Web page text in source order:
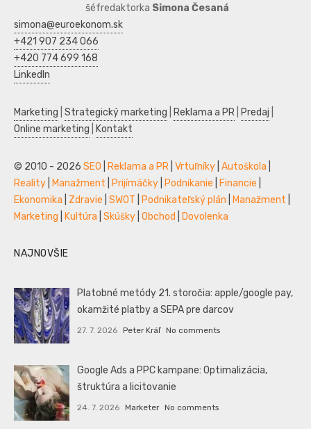
šéfredaktorka Simona Česaná
simona@euroekonom.sk
+421 907 234 066
+420 774 699 168
LinkedIn
Marketing Strategický marketing Reklama a PR Predaj
Online marketing
Kontakt
© 2010 - 2026 SEO Reklama a PR Vrtuľníky Autoškola
Reality
Manažment Prijímáčky Podnikanie Financie
Ekonomika
Zdravie SWOT Podnikateľský plán Manažment
Marketing
Kultúra Skúšky Obchod Dovolenka
NAJNOVŠIE
Platobné metódy 21. storočia: apple/google pay,
okamžité platby a SEPA pre darcov
27. 7. 2026 Peter Kráľ No comments
Google Ads a PPC kampane: Optimalizácia,
štruktúra a licitovanie
24. 7. 2026 Marketer No comments